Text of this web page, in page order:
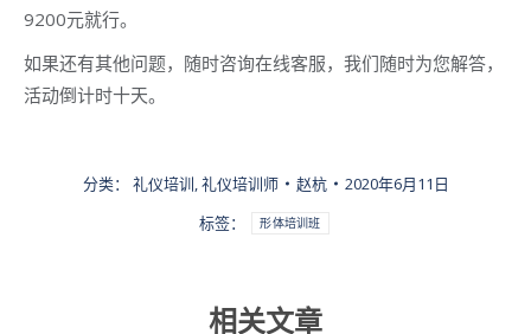
9200元就行。
如果还有其他问题，随时咨询在线客服，我们随时为您解答，
活动倒计时十天。
分类： 礼仪培训 礼仪培训师 赵杭
2020年6月11日
标签：
形体培训班
相关文章